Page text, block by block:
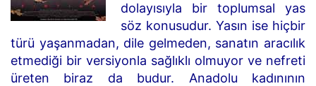
dolayısıyla bir toplumsal yas
söz konusudur. Yasın ise hiçbir
türü yaşanmadan, dile gelmeden, sanatın aracılık
etmediği bir versiyonla sağlıklı olmuyor ve nefreti
üreten biraz da budur. Anadolu kadınının